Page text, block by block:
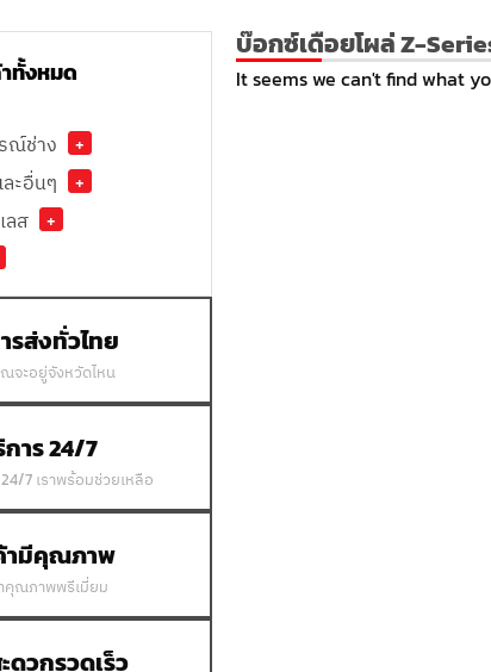
ทั้งหมด
ณ์ช่าง
+
ะอื่นๆ
+
ลส
+
รส่งทั่วไทย
จะอยู่จังหวัดไหน
าร 24/7
7 เราพร้อมช่วยเหลือ
ามีคุณภาพ
คุณภาพพรีเมี่ยม
ดวกรวดเร็ว
บ๊อกซ์เดือยโผล่ Z-
It seems we can't find what